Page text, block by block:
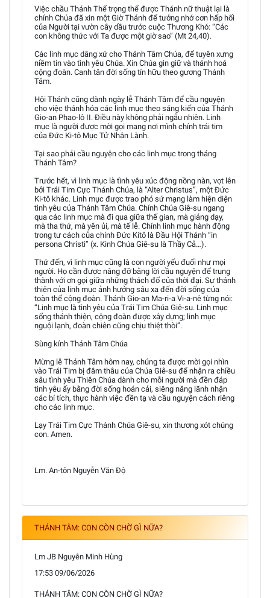
Việc chầu Thánh Thể trọng thể được Thánh nữ thuật lại là
chính Chúa đã xin một Giờ Thánh để tưởng nhớ cơn hấp hối
của Người tại vườn cây dầu trước cuộc Thương Khó: “Các
con không thức với Ta được một giờ sao” (Mt 24,40).
Các linh mục dâng xứ cho Thánh Tâm Chúa, để tuyên xưng
niềm tin vào tình yêu Chúa. Xin Chúa gìn giữ và thánh hoá
cộng đoàn. Canh tân đời sống tín hữu theo gương Thánh
Tâm.
Hội Thánh cũng dành ngày lễ Thánh Tâm để cầu nguyện
cho việc thánh hóa các linh mục theo sáng kiến của Thánh
Gio-an Phao-lô II. Điều này không phải ngẫu nhiên. Linh
mục là người được mời gọi mang nơi mình chính trái tim
của Đức Ki-tô Mục Tử Nhân Lành.
Tại sao phải cầu nguyện cho các linh mục trong tháng
Thánh Tâm?
Trước hết, vì linh mục là tình yêu xúc động nồng nàn, vọt lên
bởi Trái Tim Cực Thánh Chúa, là “Alter Christus”, một Đức
Ki-tô khác. Linh mục được trao phó sứ mạng làm hiện diện
tình yêu của Thánh Tâm Chúa. Chính Chúa Giê-su ngang
qua các linh mục mà đi qua giữa thế gian, mà giảng dạy,
mà tha thứ, mà yên ủi, mà tế lễ. Chính linh mục hành động
trong tư cách của chính Đức Kitô là Đầu Hội Thánh “in
persona Christi” (x. Kinh Chúa Giê-su là Thầy Cả…).
Thứ đến, vì linh mục cũng là con người yếu đuối như mọi
người. Họ cần được nâng đỡ bằng lời cầu nguyện để trung
thành với ơn gọi giữa những thách đố của thời đại. Sự thánh
thiện của linh mục ảnh hưởng sâu xa đến đời sống của
toàn thể cộng đoàn. Thánh Gio-an Ma-ri-a Vi-a-nê từng nói:
“Linh mục là tình yêu của Trái Tim Chúa Giê-su. Linh mục
sống thánh thiện, cộng đoàn được xây dựng; linh mục
nguội lạnh, đoàn chiên cũng chịu thiệt thòi”.
Sùng kính Thánh Tâm Chúa
Mừng lễ Thánh Tâm hôm nay, chúng ta được mời gọi nhìn
vào Trái Tim bị đâm thâu của Chúa Giê-su để nhận ra chiều
sâu tình yêu Thiên Chúa dành cho mỗi người mà đền đáp
tình yêu ấy bằng đời sống hoán cải, siêng năng lãnh nhận
các bí tích, thực hành việc đền tạ và cầu nguyện cách riêng
cho các linh mục.
Lạy Trái Tim Cực Thánh Chúa Giê-su, xin thương xót chúng
con. Amen.
Lm. An-tôn Nguyễn Văn Độ
THÁNH TÂM: CON CÒN CHỜ GÌ NỮA?
Lm JB Nguyễn Minh Hùng
17:53 09/06/2026
THÁNH TÂM: CON CÒN CHỜ GÌ NỮA?